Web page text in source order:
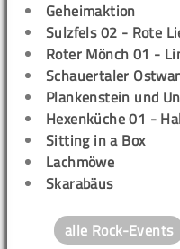
Geheimaktion
Sulzfels 02 - Rote
Roter Mönch 01 -
Schauertaler
Plankenstein und
Hexenküche 01 -
Sitting in a Box
Lachmöwe
Skarabäus
alle Rock-Events